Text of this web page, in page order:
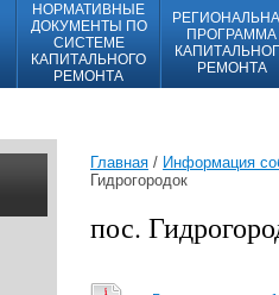
НОРМАТИВНЫЕ
ДОКУМЕНТЫ ПО
СИСТЕМЕ
КАПИТАЛЬНОГО
РЕМОНТА
ПРОГРАММА
РЕМОНТА
Главная / Информация
Гидрогородок
пос.